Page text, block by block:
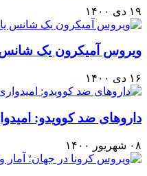
۱۹ دی ۱۴۰۰
ویروس آمیکرون یک
۱۶ دی ۱۴۰۰
داروهای ضد کوویدو:
۰۸ شهریور ۱۴۰۰